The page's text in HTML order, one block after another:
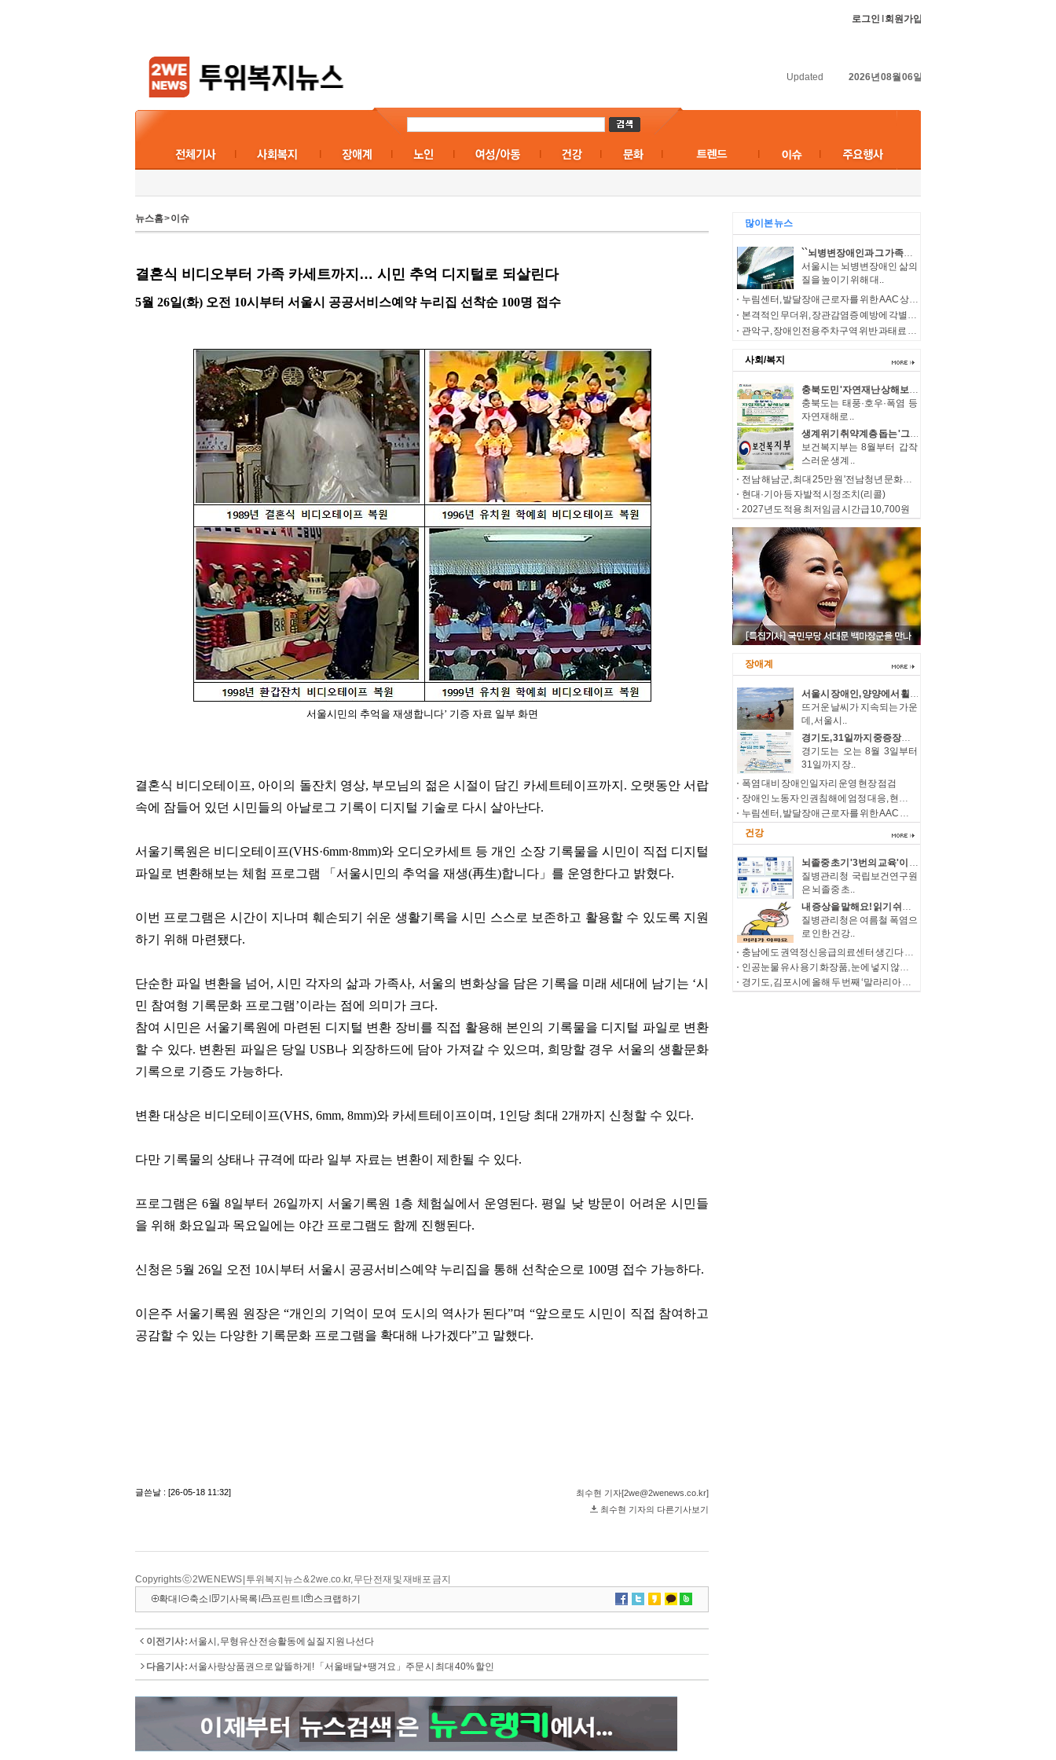
로그인 회원가입
Updated 2026년 08월 06일
뉴스홈>이슈
Copyrights ⓒ 2WE NEWS | 투위복지뉴스 & 2we.co.kr, 무단 전재 및 재배포 금지
확대
축소 기사목록 프린트 스크랩하기
이전기사 :서울시, 무형유산 전승활동에 실질 지원 나선다
다음기사 :서울사랑상품권으로 알뜰하게! 「서울배달+땡겨요」주문 시 최대 40% 할인
많이본 뉴스
``뇌병변장애인과 그 가족들의 보다 나은 삶을 위해``…서울시, 다양한 복지서비스 지원
서울시는 뇌병변장애인 삶의
질을 높이기 위해 대..
누림센터, 발달장애 근로자를 위한 AAC 상징물 ‘나의 일터 누림’ 개발
본격적인 무더위, 장관감염증 예방에 각별한 주의 필요
관악구, 장애인전용주차구역 위반 과태료 모바일 고지
사회/복지
충북도민 '자연재난 상해보험' 폭염 질환도 보장
충북도는 태풍·호우·폭염 등
자연재해로 ..
생계위기 취약계층 돕는 '그냥드림' 이용은 편리하게, 문턱은 더 낮춘다
보건복지부는 8월부터 갑작
스러운 생계 ..
전남 해남군, 최대 25만 원 '전남청년 문화복지카드' 신청하세요
현대·기아 등 자발적 시정조치(리콜)
2027년도 적용 최저임금 시간급 10,700원
장애계
서울시 장애인, 양양에서 휠체어 타고 시원한 여름바다 만끽
뜨거운 날씨가 지속되는 가운
데, 서울시..
경기도, 31일까지 중증장애청년 자립 돕는 ‘누림통장’ 모집
경기도는 오는 8월 3일부터
31일까지 장..
폭염 대비 장애인일자리 운영 현장 점검
장애인 노동자 인권침해에 엄정 대응, 현장 감독 강화 및 제도개선 추진
누림센터, 발달장애 근로자를 위한 AAC 상징물 ‘나의 일터 누림’ 개발
건강
뇌졸중 초기 '3번의 교육'이 삶을 바꾼다 우울감 낮추고 삶의 질, 직장 복귀율 높여
질병관리청 국립보건연구원
은 뇌졸중 초..
내 증상을 말해요! 읽기 쉬운 온열질환 예방과 대처
질병관리청은 여름철 폭염으
로 인한 건강..
충남에도 권역정신응급의료센터 생긴다 정신응급환자 치료 접근성 확대
인공눈물 유사 용기 화장품, 눈에 넣지 않도록 주의하세요!
경기도, 김포시에 올해 두 번째 ‘말라리아 경보’ 발령